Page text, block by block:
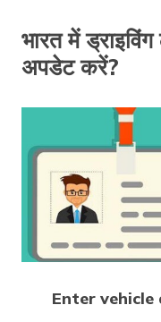
Enter
भारत में
अपडेट करें?
Source: